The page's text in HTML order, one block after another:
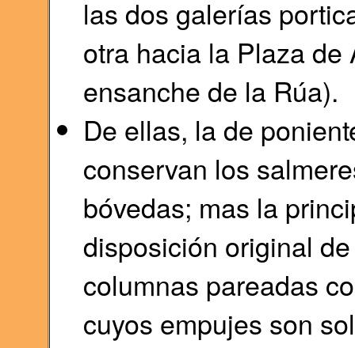
las dos galerías
otra hacia la Plaza
ensanche de la Rúa).
De ellas, la de
conservan los
bóvedas; mas la
disposición original
columnas pareadas
cuyos empujes son